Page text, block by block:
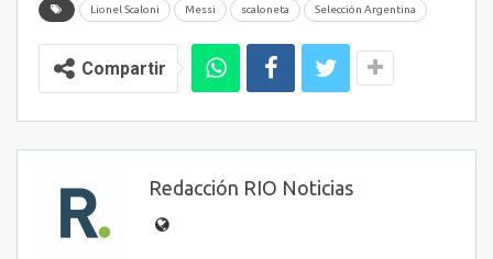
Lionel Scaloni Messi scaloneta Selección Argentina
Compartir
Redacción RIO Noticias